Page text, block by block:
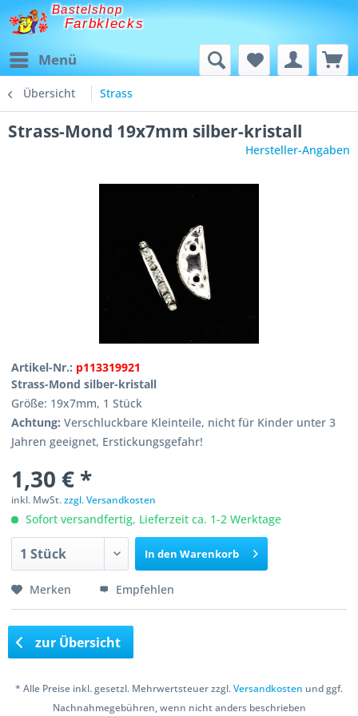
Bastelshop
Farbklecks
Menü
Übersicht Strass
Strass-Mond 19x7mm silber-kristall
Hersteller-Angaben
Artikel-Nr.: p113319921
Strass-Mond silber-kristall
Größe: 19x7mm, 1 Stück
Achtung: Verschluckbare Kleinteile, nicht für Kinder unter 3
Jahren geeignet, Erstickungsgefahr!
1,30 € *
inkl. MwSt.zzgl. Versandkosten
Sofort versandfertig, Lieferzeit ca. 1-2 Werktage
In den Warenkorb
Merken Empfehlen
zur Übersicht
* Alle Preise inkl. gesetzl. Mehrwertsteuer zzgl.Versandkosten und ggf.
Nachnahmegebühren, wenn nicht anders beschrieben